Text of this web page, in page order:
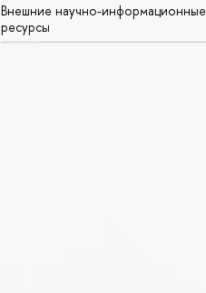
Внешние научно-информационные
ресурсы